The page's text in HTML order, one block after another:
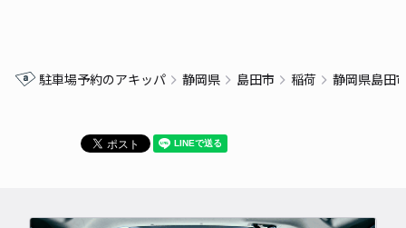
駐車場予約のアキッパ 静岡県 島田市 稲荷 静岡県島田